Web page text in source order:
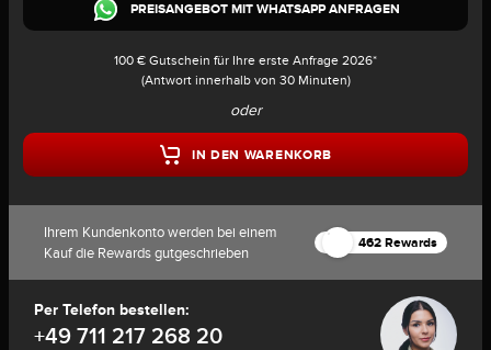
PREISANGEBOT MIT WHATSAPP ANFRAGEN
100 € Gutschein für Ihre erste Anfrage 2026*
(Antwort innerhalb von 30 Minuten)
oder
IN DEN WARENKORB
Ihrem Kundenkonto werden bei einem
Kauf die Rewards gutgeschrieben
462 Rewards
Per Telefon bestellen:
+49 711 217 268 20